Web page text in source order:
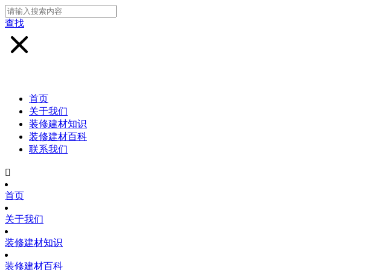
查找
首页
关于我们
装修建材知识
装修建材百科
联系我们

首页
关于我们
装修建材知识
装修建材百科